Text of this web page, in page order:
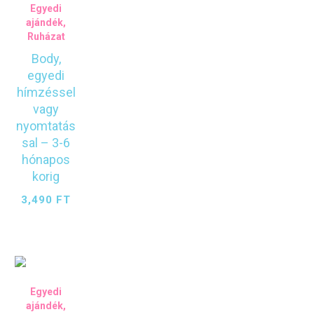
Egyedi
ajándék,
Ruházat
Body,
egyedi
hímzéssel
vagy
nyomtatás
sal – 3-6
hónapos
korig
3,490 FT
Egyedi
ajándék,